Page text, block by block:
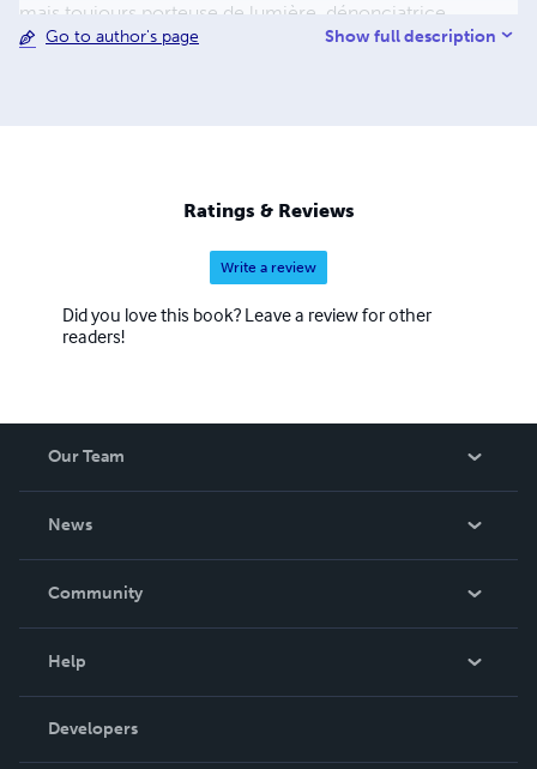
mais toujours porteuse de lumière, dénonciatrice,
donnant la parole aux exclus de ce monde. Il publie aussi
à 1000, 100 pages chacun, à suivre… Pour le public c’est
toujours un électrochoc, il entre comme en transe, se
sentant enfin vivre, exister.
Go to author's page Show full description
Ratings & Reviews
Write a review
Did you love this book? Leave a review for other
readers!
Our Team
News
In The News
Community
Podcast
Help
Order Lookup
Knowledge Base
Developers